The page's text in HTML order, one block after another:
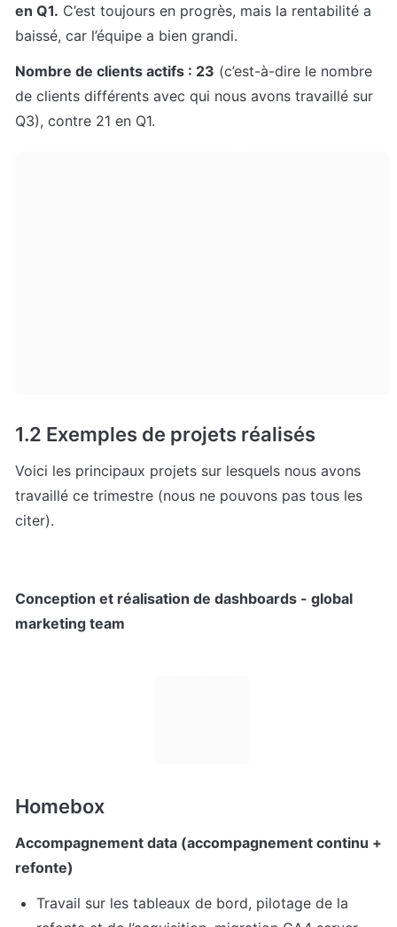
en Q1. C’est toujours en progrès, mais la rentabilité a
baissé, car l’équipe a bien grandi.
Nombre de clients actifs : 23 (c’est-à-dire le nombre
de clients différents avec qui nous avons travaillé sur
Q3), contre 21 en Q1.
1.2 Exemples de projets réalisés
Voici les principaux projets sur lesquels nous avons
travaillé ce trimestre (nous ne pouvons pas tous les
citer).
Conception et réalisation de dashboards - global
marketing team
Homebox
Accompagnement data (accompagnement continu +
refonte)
Travail sur les tableaux de bord, pilotage de la